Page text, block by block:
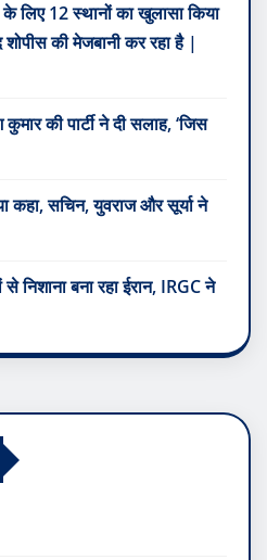
लिए 12 स्थानों का खुलासा किया
की मेजबानी कर रहा है |
की पार्टी ने दी सलाह, ‘जिस
कहा, सचिन, युवराज और सूर्या ने
निशाना बना रहा ईरान, IRGC ने